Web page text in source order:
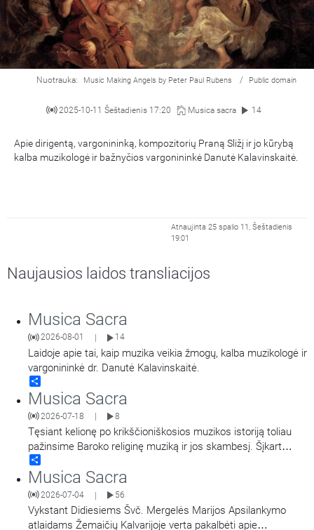
Nuotrauka: Music Making Angels by Peter Paul Rubens / Public domain
2025-10-11 Šeštadienis 17:20 Musica sacra 14
Apie dirigentą, vargonininką, kompozitorių Praną Sližį ir jo kūrybą
kalba muzikologė ir bažnyčios vargonininkė Danutė Kalavinskaitė.
Atnaujinta 25 spalio 11, Šeštadienis
19:01
Naujausios laidos transliacijos
Musica Sacra
2026-08-01 14
Laidoje apie tai, kaip muzika veikia žmogų, kalba muzikologė ir
vargonininkė dr. Danutė Kalavinskaitė.
Musica Sacra
2026-07-18 8
Tęsiant kelionę po krikščioniškosios muzikos istoriją toliau
pažinsime Baroko religinę muziką ir jos skambesį. Šįkart
pasinersime į oratorijos žanro istoriją, jos raidą ir skambesį
bei artimiau susipažinsime su vienu garsiausių šio žanro
kūrėjų – kompozitoriumi Georgu Friedrichu Händeliu. Laidą
veda - Sofija Venskūnaitė
…
Musica Sacra
2026-07-04 | 56
Vykstant Didiesiems Švč. Mergelės Marijos Apsilankymo
atlaidams Žemaičių Kalvarijoje verta pakalbėti apie